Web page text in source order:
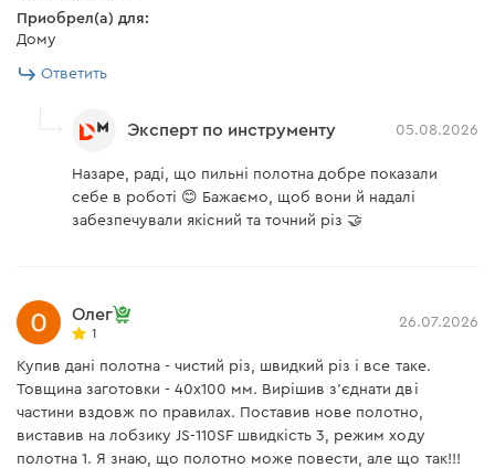
Приобрел(а) для:
Дому
Ответить
Эксперт по инструменту 05.08.2026
Назаре, раді, що пильні полотна добре показали
себе в роботі 😊 Бажаємо, щоб вони й надалі
забезпечували якісний та точний різ 🤝
Олег
1
26.07.2026
Купив дані полотна - чистий різ, швидкий різ і все таке.
Товщина заготовки - 40х100 мм. Вирішив з'єднати дві
частини вздовж по правилах. Поставив нове полотно,
виставив на лобзику JS-110SF швидкість 3, режим ходу
полотна 1. Я знаю, що полотно може повести, але що так!!!